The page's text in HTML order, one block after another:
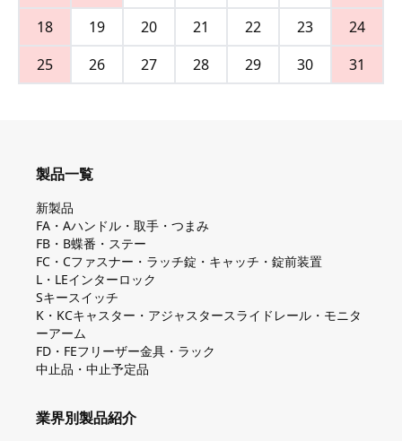
18
19 20 21 22 23
24
25
26 27 28 29 30 31
製品一覧
新製品
FA・Aハンドル・取手・つまみ
FB・B蝶番・ステー
FC・Cファスナー・ラッチ錠・キャッチ・錠前装置
L・LEインターロック
Sキースイッチ
K・KCキャスター・アジャスタースライドレール・モニタ
ーアーム
FD・FEフリーザー金具・ラック
中止品・中止予定品
業界別製品紹介